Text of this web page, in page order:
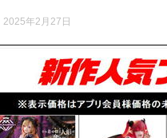
2025年2月27日